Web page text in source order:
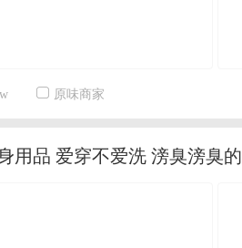
原味商家
用品 爱穿不爱洗 滂臭滂臭的